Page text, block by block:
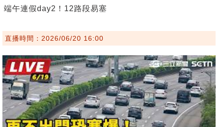
端午連假day2！12路段易塞
直播時間：2026/06/20 16:00